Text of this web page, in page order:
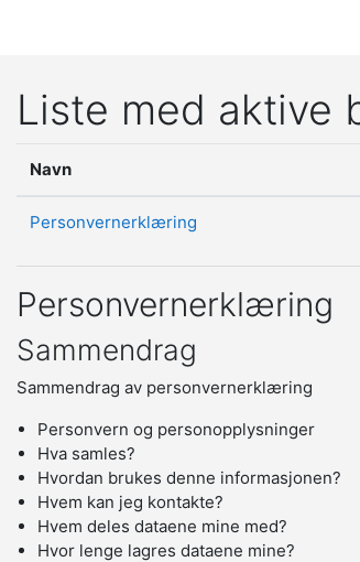
Liste med aktive
Navn
Personvernerklæring
Personvernerklæring
Sammendrag
Sammendrag av personvernerklæring
Personvern og personopplysninger
Hva samles?
Hvordan brukes denne informasjonen?
Hvem kan jeg kontakte?
Hvem deles dataene mine med?
Hvor lenge lagres dataene mine?